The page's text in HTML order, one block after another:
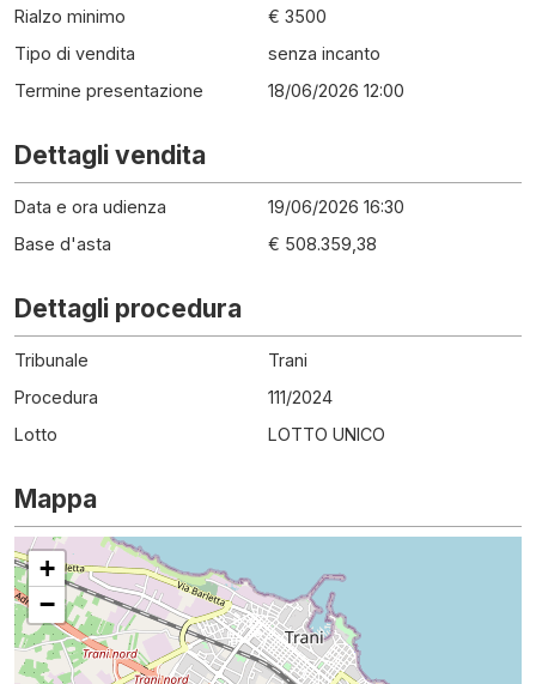
Rialzo minimo
€ 3500
Tipo di vendita
senza incanto
Termine presentazione
18/06/2026 12:00
Dettagli vendita
Data e ora udienza
19/06/2026 16:30
Base d'asta
€ 508.359,38
Dettagli procedura
Tribunale
Trani
Procedura
111/2024
Lotto
LOTTO UNICO
Mappa
+
−